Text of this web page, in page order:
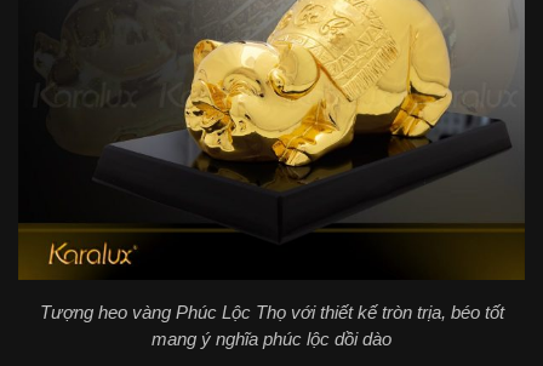
Tượng heo vàng Phúc Lộc Thọ với thiết kế tròn trịa, béo tốt
mang ý nghĩa phúc lộc dồi dào